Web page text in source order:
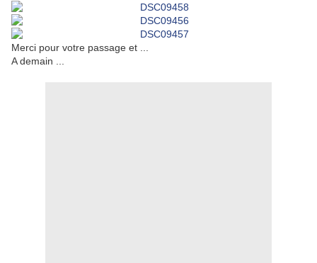
Merci pour votre passage et ...
A demain ...